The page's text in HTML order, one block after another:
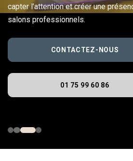
capter l’attention et créer une
salons professionnels.
CONTACTEZ-NOUS
01 75 99 60 86